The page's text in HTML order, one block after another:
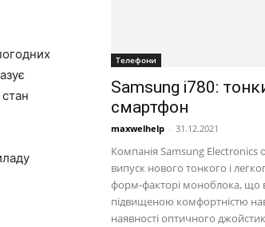
Телефони
Samsung i780:
смартфон
maxwelhelp - 31.12.2021
Компанія Samsung Electronics
випуск нового тонкого і
форм-факторі моноблока, що
підвищеною комфортністю
наявності оптичного